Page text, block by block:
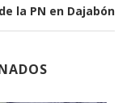
la PN en Dajabón